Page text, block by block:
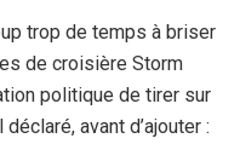
trop de temps à briser
de croisière Storm
politique de tirer sur
avant d’ajouter :